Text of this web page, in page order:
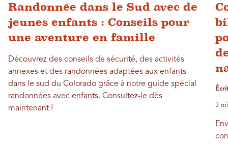
Randonnée dans le Sud avec de
jeunes enfants : Conseils pour
une aventure en famille
Découvrez des conseils de sécurité, des activités
annexes et des randonnées adaptées aux enfants
dans le sud du Colorado grâce à notre guide spécial
randonnées avec enfants. Consultez-le dès
maintenant !
3